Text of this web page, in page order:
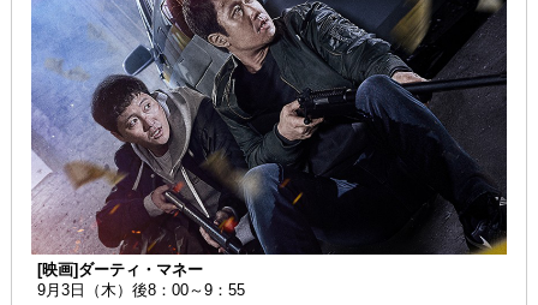
[映画]ダーティ・マネー
9月3日（木）後8：00～9：55